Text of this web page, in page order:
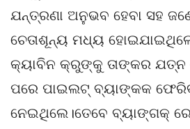
ଯନ୍ତ୍ରଣା ଅନୁଭବ ହେବା ସହ
ଚେତାଶୂନ୍ୟ ମଧ୍ୟ
କ୍ୟାବିନ କ୍ରୁଙ୍କୁ ତାଙ୍କର ଯତ୍ନ
ପରେ ପାଇଲଟ୍ ବ୍ୟାଙ୍କକ
ନେଇଥିଲେ।ତେବେ ବ୍ୟାଙ୍ଗକ୍